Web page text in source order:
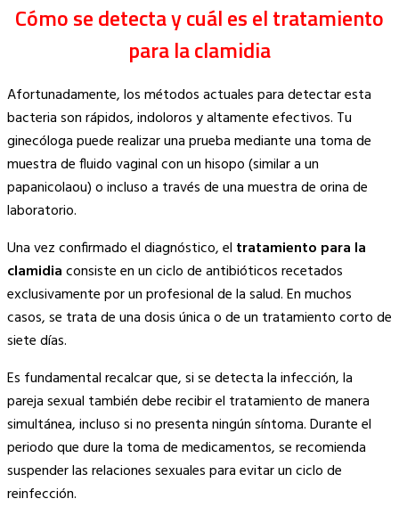
Cómo se detecta y cuál es el tratamiento
para la clamidia
Afortunadamente, los métodos actuales para detectar esta
bacteria son rápidos, indoloros y altamente efectivos. Tu
ginecóloga puede realizar una prueba mediante una toma de
muestra de fluido vaginal con un hisopo (similar a un
papanicolaou) o incluso a través de una muestra de orina de
laboratorio.
Una vez confirmado el diagnóstico, el tratamiento para la
clamidiaconsiste en un ciclo de antibióticos recetados
exclusivamente por un profesional de la salud. En muchos
casos, se trata de una dosis única o de un tratamiento corto de
siete días.
Es fundamental recalcar que, si se detecta la infección, la
pareja sexual también debe recibir el tratamiento de manera
simultánea, incluso si no presenta ningún síntoma. Durante el
periodo que dure la toma de medicamentos, se recomienda
suspender las relaciones sexuales para evitar un ciclo de
reinfección.